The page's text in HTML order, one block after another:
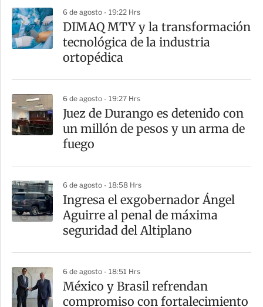
a
r
t
6 de agosto - 19:22 Hrs
DIMAQ MTY y la transformación
tecnológica de la industria
ortopédica
6 de agosto - 19:27 Hrs
Juez de Durango es detenido con
un millón de pesos y un arma de
fuego
6 de agosto - 18:58 Hrs
Ingresa el exgobernador Ángel
Aguirre al penal de máxima
seguridad del Altiplano
6 de agosto - 18:51 Hrs
México y Brasil refrendan
compromiso con fortalecimiento